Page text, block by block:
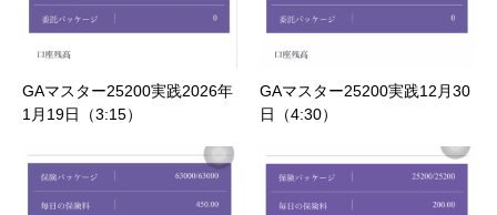
GAマスター25200実践2026年
1月19日（3:15）
GAマスター25200実践12月30
日（4:30）